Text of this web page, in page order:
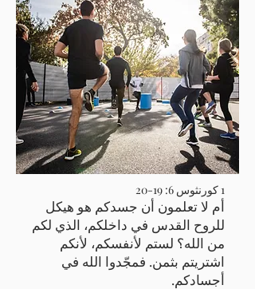
1 كورنثوس 6: 19-20
أم لا تعلمون أن جسدكم هو هيكل
للروح القدس في داخلكم، الذي لكم
من الله؟ لستم لأنفسكم، لأنكم
اشتريتم بثمن. فمجّدوا الله في
أجسادكم.